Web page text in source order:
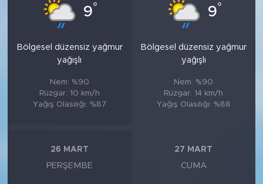
9°
Bölgesel düzensiz yağmur
yağışlı
Nem: %90
Rüzgar: 10 km/h
Yağış Olasılığı: %87
9°
Bölgesel düzensiz yağmur
yağışlı
Nem: %90
Rüzgar: 14 km/h
Yağış Olasılığı: %88
26 MART
PERŞEMBE
27 MART
CUMA